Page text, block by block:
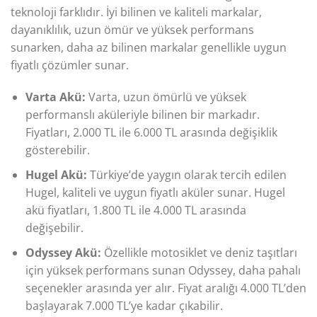
teknoloji farklıdır. İyi bilinen ve kaliteli markalar,
dayanıklılık, uzun ömür ve yüksek performans
sunarken, daha az bilinen markalar genellikle uygun
fiyatlı çözümler sunar.
Varta Akü: Varta, uzun ömürlü ve yüksek
performanslı aküleriyle bilinen bir markadır.
Fiyatları, 2.000 TL ile 6.000 TL arasında değişiklik
gösterebilir.
Hugel Akü: Türkiye’de yaygın olarak tercih edilen
Hugel, kaliteli ve uygun fiyatlı aküler sunar. Hugel
akü fiyatları, 1.800 TL ile 4.000 TL arasında
değişebilir.
Odyssey Akü: Özellikle motosiklet ve deniz taşıtları
için yüksek performans sunan Odyssey, daha pahalı
seçenekler arasında yer alır. Fiyat aralığı 4.000 TL’den
başlayarak 7.000 TL’ye kadar çıkabilir.